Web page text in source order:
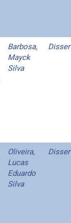
Barbosa,
Mayck
Silva
Oliveira,
Lucas
Eduardo
Silva